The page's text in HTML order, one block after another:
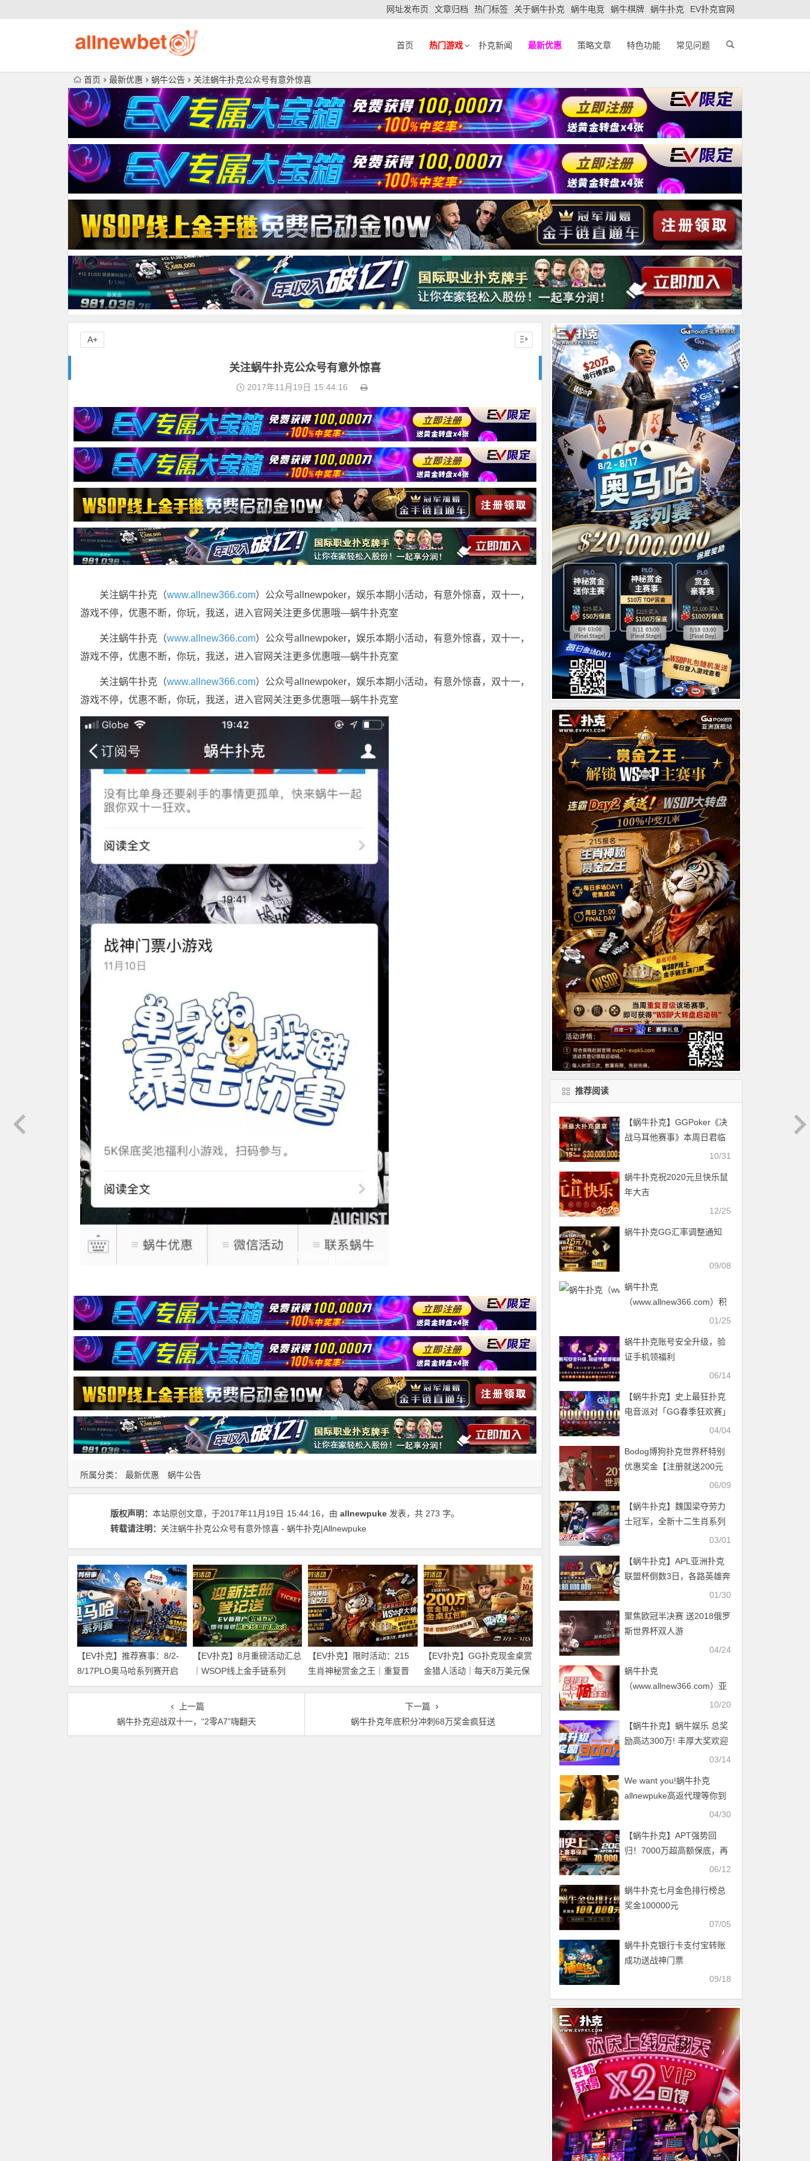
网址发布页 文章归档 热门标签 关于蜗牛扑克 蜗牛电竞 蜗牛棋牌 蜗牛扑克 EV扑克官网
首页 热门游戏 扑克新闻 最新优惠 策略文章 特色功能 常见问题
首页 最新优惠 蜗牛公告 关注蜗牛扑克公众号有意外惊喜
关注蜗牛扑克公众号有意外惊喜
2017年11月19日 15:44:16
关注蜗牛扑克（www.allnew366.com）公众号allnewpoker，娱乐本期小活动，有意外惊喜，双十一，
游戏不停，优惠不断，你玩，我送，进入官网关注更多优惠哦—蜗牛扑克室
关注蜗牛扑克（www.allnew366.com）公众号allnewpoker，娱乐本期小活动，有意外惊喜，双十一，
游戏不停，优惠不断，你玩，我送，进入官网关注更多优惠哦—蜗牛扑克室
关注蜗牛扑克（www.allnew366.com）公众号allnewpoker，娱乐本期小活动，有意外惊喜，双十一，
游戏不停，优惠不断，你玩，我送，进入官网关注更多优惠哦—蜗牛扑克室
A+
所属分类： 最新优惠 蜗牛公告
版权声明： 本站原创文章，于2017年11月19日 15:44:16，由 allnewpuke 发表，共 273 字。
转载请注明： 关注蜗牛扑克公众号有意外惊喜 - 蜗牛扑克|Allnewpuke
【EV扑克】推荐赛事：8/2-
8/17PLO奥马哈系列赛开启
｜多场神秘赏金赛事与排行
【EV扑克】8月重磅活动汇总
｜WSOP线上金手链系列
赛、PLO奥马哈狂欢及现金
桌奖励同步开启
【EV扑克】限时活动：215
生肖神秘赏金之王｜重复晋
级DAY2，赢APT仁川站电子
【EV扑克】GG扑克现金桌赏
金猎人活动｜每天8万美元保
底红包雨，现金桌玩家都有
机会参与
上一篇
蜗牛扑克迎战双十一，“2零A7”嗨翻天
下一篇
蜗牛扑克年底积分冲刺68万奖金疯狂送
推荐阅读
【蜗牛扑克】GGPoker《决
战马耳他赛事》本周日君临
开场展开欧洲扑克战役之旅
10/31
蜗牛扑克祝2020元旦快乐鼠
年大吉
12/25
蜗牛扑克GG汇率调整通知
09/08
蜗牛扑克
（www.allnew366.com）积
01/25
蜗牛扑克账号安全升级，验
证手机领福利
06/14
【蜗牛扑克】史上最狂扑克
电音派对「GG春季狂欢赛」
04/04
Bodog博狗扑克世界杯特别
优惠奖金【注册就送200元
06/09
【蜗牛扑克】魏国梁夺劳力
士冠军，全新十二生肖系列
赛千万登场，“蔚来”来袭！
03/01
【蜗牛扑克】APL亚洲扑克
联盟杯倒数3日，各路英雄奔
赴八大战区，激战将起!01/30
聚焦欧冠半决赛 送2018俄罗
斯世界杯双人游
04/24
蜗牛扑克
（www.allnew366.com）亚
洲厅每周四进行例行维护10/20
【蜗牛扑克】蜗牛娱乐 总奖
励高达300万! 丰厚大奖欢迎
03/14
We want you!蜗牛扑克
allnewpuke高返代理等你到
04/30
【蜗牛扑克】APT强势回
归！7000万超高额保底，再
06/12
蜗牛扑克七月金色排行榜总
奖金100000元
07/05
蜗牛扑克银行卡支付宝转账
成功送战神门票
09/18